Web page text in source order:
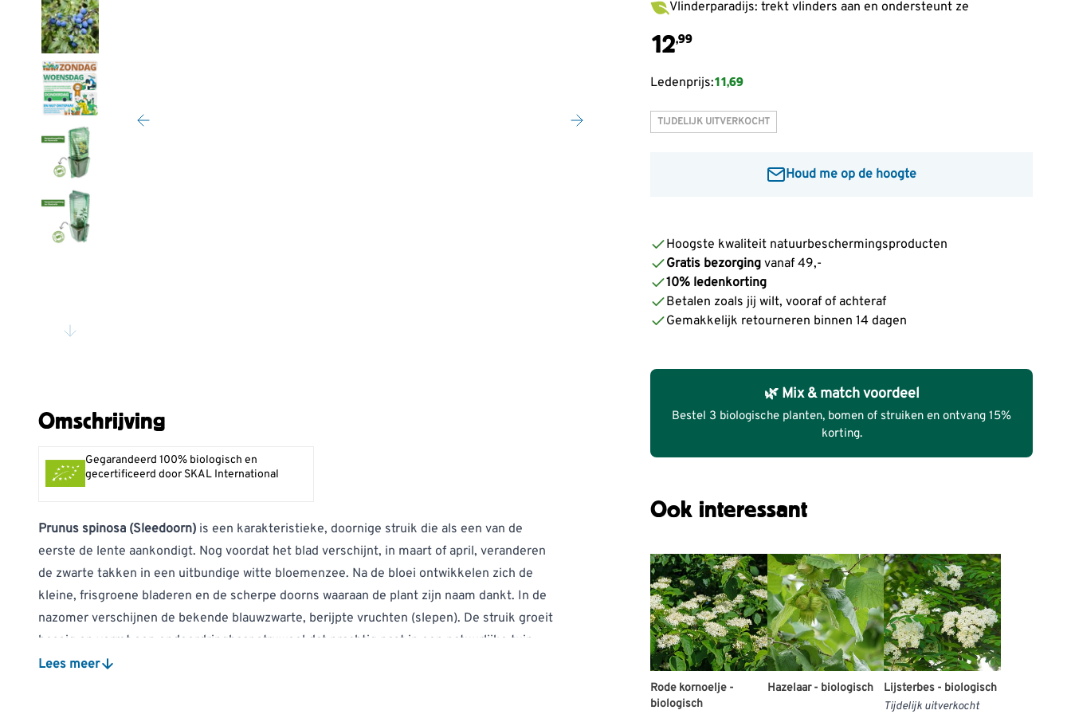
Vlinderparadijs: trekt vlinders aan en ondersteunt ze
12,99
Ledenprijs:11,69
TIJDELIJK UITVERKOCHT
Houd me op de hoogte
product weer op voorraad is:
Hoogste kwaliteit natuurbeschermingsproducten
Gratis bezorging vanaf 49,-
10% ledenkorting
Betalen zoals jij wilt, vooraf of achteraf
Gemakkelijk retourneren binnen 14 dagen
🌿 Mix & match voordeel
Bestel 3 biologische planten, bomen of struiken en ontvang 15%
korting.
Ook interessant
Rode kornoelje -
biologisch
Hazelaar - biologisch
Lijsterbes - biologisch
Tijdelijk uitverkocht
Omschrijving
Gegarandeerd 100% biologisch en
gecertificeerd door SKAL International
Prunus spinosa (Sleedoorn) is een karakteristieke, doornige struik die als een van de
eerste de lente aankondigt. Nog voordat het blad verschijnt, in maart of april, veranderen
de zwarte takken in een uitbundige witte bloemenzee. Na de bloei ontwikkelen zich de
kleine, frisgroene bladeren en de scherpe doorns waaraan de plant zijn naam dankt. In de
nazomer verschijnen de bekende blauwzwarte, berijpte vruchten (slepen). De struik groeit
bossig en vormt een ondoordringbaar struweel dat prachtig past in een natuurlijke tuin.
Lees meer